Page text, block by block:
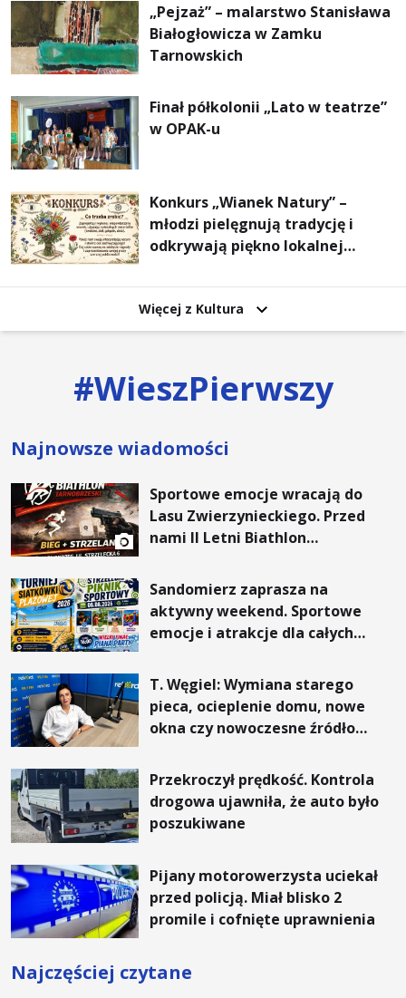
„Pejzaż” – malarstwo Stanisława
Białogłowicza w Zamku
Tarnowskich
Finał półkolonii „Lato w teatrze”
w OPAK-u
Konkurs „Wianek Natury” –
młodzi pielęgnują tradycję i
odkrywają piękno lokalnej
Więcej z Kultura
#WieszPierwszy
Najnowsze wiadomości
Sportowe emocje wracają do
Lasu Zwierzynieckiego. Przed
nami II Letni Biathlon
Sandomierz zaprasza na
aktywny weekend. Sportowe
emocje i atrakcje dla całych
T. Węgiel: Wymiana starego
pieca, ocieplenie domu, nowe
okna czy nowoczesne źródło
rachunki za energię, lepszy
komfort życia i... czystsze
powietrze
Przekroczył prędkość. Kontrola
drogowa ujawniła, że auto było
poszukiwane
Pijany motorowerzysta uciekał
przed policją. Miał blisko 2
promile i cofnięte uprawnienia
Najczęściej czytane